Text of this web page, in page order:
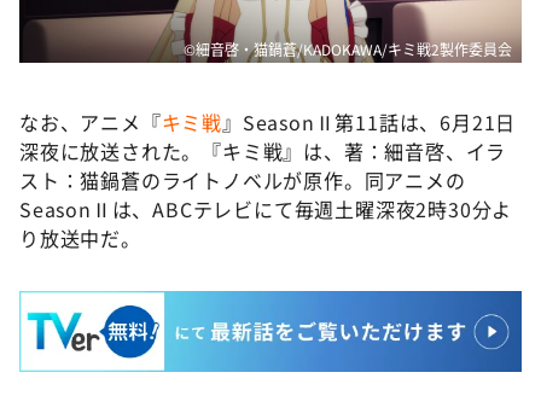
©細音啓・猫鍋蒼/KADOKAWA/キミ戦2製作委員会
なお、アニメ『キミ戦』SeasonⅡ第11話は、6月21日
深夜に放送された。『キミ戦』は、著：細音啓、イラ
スト：猫鍋蒼のライトノベルが原作。同アニメの
SeasonⅡは、ABCテレビにて毎週土曜深夜2時30分よ
り放送中だ。